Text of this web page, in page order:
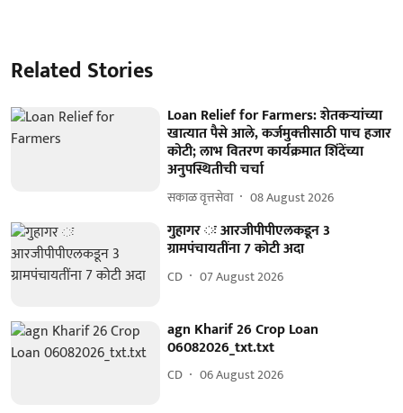
Related Stories
Loan Relief for Farmers: शेतकऱ्यांच्या
खात्यात पैसे आले, कर्जमुक्‍तीसाठी पाच हजार
कोटी; लाभ वितरण कार्यक्रमात शिंदेंच्या
अनुपस्थितीची चर्चा
सकाळ वृत्तसेवा 08 August 2026
गुहागर ः आरजीपीपीएलकडून 3
ग्रामपंचायतींना 7 कोटी अदा
CD 07 August 2026
agn Kharif 26 Crop Loan
06082026_txt.txt
CD 06 August 2026